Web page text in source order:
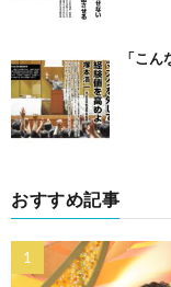
「こ
おすすめ記事